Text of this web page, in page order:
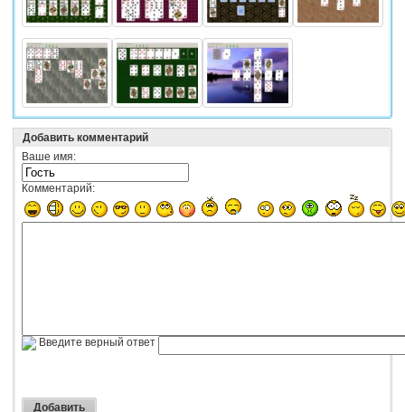
Добавить комментарий
Ваше имя:
Комментарий:
Введите верный ответ